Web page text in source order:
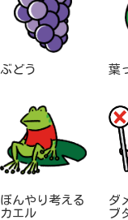
ぶどう 葉
ぼんやり考える
カエル
ダ
ブ